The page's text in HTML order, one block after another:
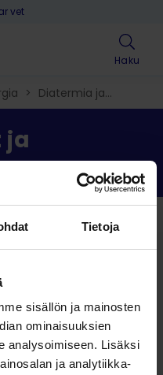
Tietoja
sisällön ja mainosten
ominaisuuksien
analysoimiseen. Lisäksi
ja analytiikka-
vet
Haku
> Diatermia ja
ja